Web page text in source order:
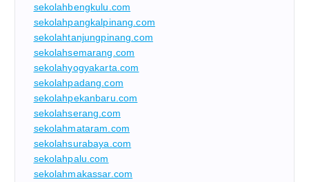
sekolahbengkulu.com
sekolahpangkalpinang.com
sekolahtanjungpinang.com
sekolahsemarang.com
sekolahyogyakarta.com
sekolahpadang.com
sekolahpekanbaru.com
sekolahserang.com
sekolahmataram.com
sekolahsurabaya.com
sekolahpalu.com
sekolahmakassar.com